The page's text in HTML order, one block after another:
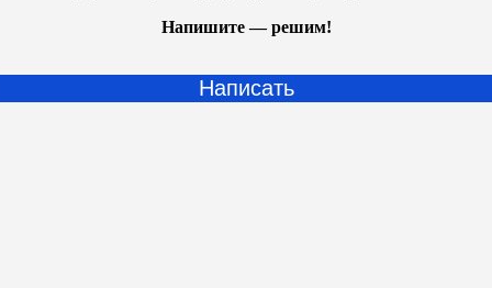
Напишите — решим!
Написать